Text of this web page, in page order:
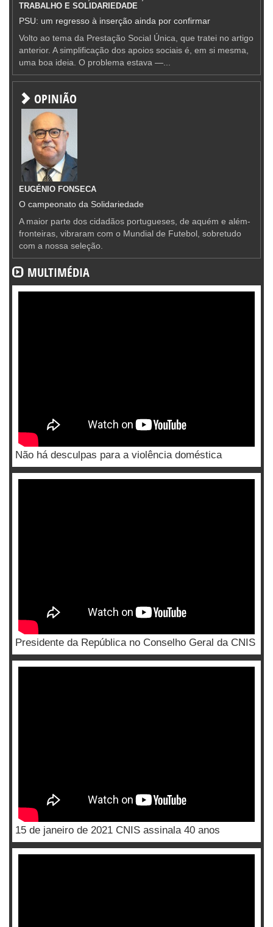
TRABALHO E SOLIDARIEDADE
PSU: um regresso à inserção ainda por confirmar
Volto ao tema da Prestação Social Única, que tratei no artigo
anterior. A simplificação dos apoios sociais é, em si mesma,
uma boa ideia. O problema estava —...
OPINIÃO
EUGÉNIO FONSECA
O campeonato da Solidariedade
A maior parte dos cidadãos portugueses, de aquém e além-
fronteiras, vibraram com o Mundial de Futebol, sobretudo
com a nossa seleção.
MULTIMÉDIA
Não há desculpas para a violência doméstica
Presidente da República no Conselho Geral da CNIS
15 de janeiro de 2021 CNIS assinala 40 anos